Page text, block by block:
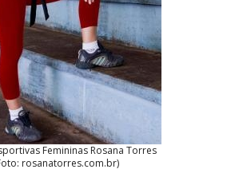
Femininas Rosana Torres
rosanatorres.com.br)